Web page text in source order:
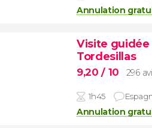
Annulation
Visite guidée
Tordesillas
9,20/ 10 296
1h45
Annulation